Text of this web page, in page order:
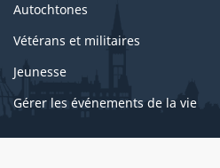
Autochtones
Vétérans et militaires
Jeunesse
Gérer les événements de la vie